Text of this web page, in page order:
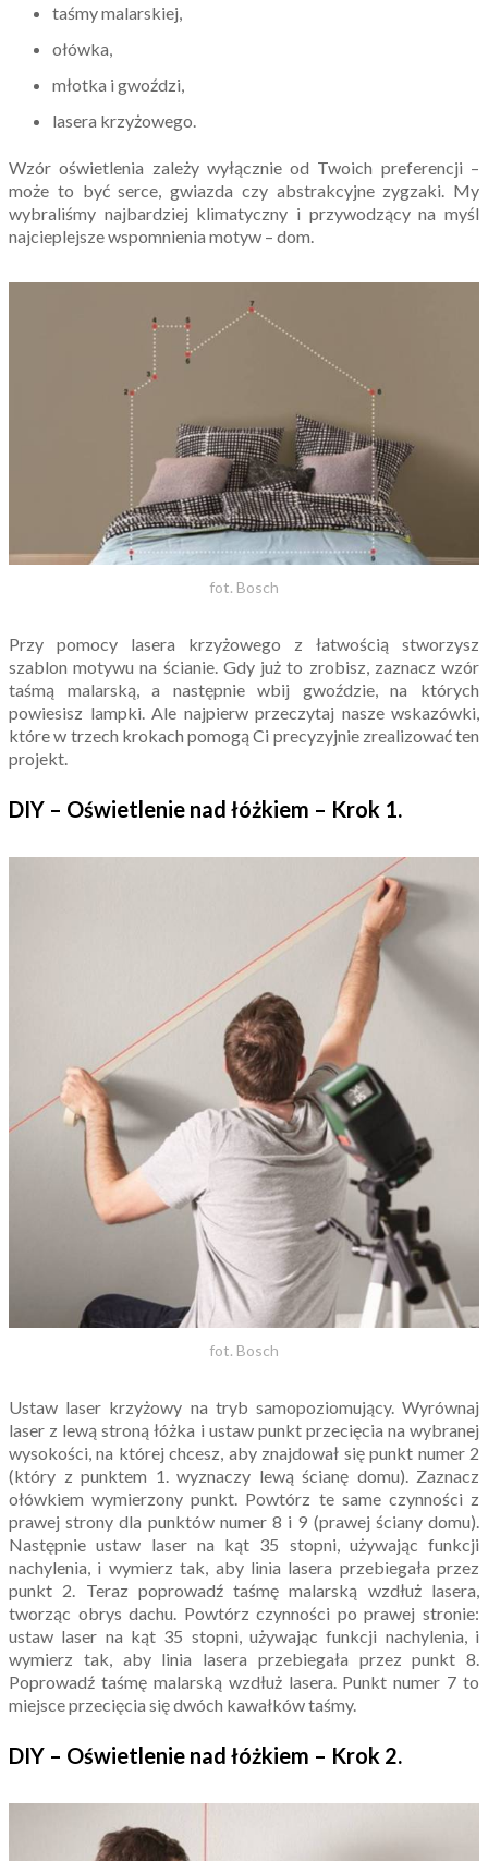
taśmy malarskiej,
ołówka,
młotka i gwoździ,
lasera krzyżowego.
Wzór oświetlenia zależy wyłącznie od Twoich preferencji –
może to być serce, gwiazda czy abstrakcyjne zygzaki. My
wybraliśmy najbardziej klimatyczny i przywodzący na myśl
najcieplejsze wspomnienia motyw – dom.
fot. Bosch
Przy pomocy lasera krzyżowego z łatwością stworzysz
szablon motywu na ścianie. Gdy już to zrobisz, zaznacz wzór
taśmą malarską, a następnie wbij gwoździe, na których
powiesisz lampki. Ale najpierw przeczytaj nasze wskazówki,
które w trzech krokach pomogą Ci precyzyjnie zrealizować ten
projekt.
DIY – Oświetlenie nad łóżkiem – Krok 1.
fot. Bosch
Ustaw laser krzyżowy na tryb samopoziomujący. Wyrównaj
laser z lewą stroną łóżka i ustaw punkt przecięcia na wybranej
wysokości, na której chcesz, aby znajdował się punkt numer 2
(który z punktem 1. wyznaczy lewą ścianę domu). Zaznacz
ołówkiem wymierzony punkt. Powtórz te same czynności z
prawej strony dla punktów numer 8 i 9 (prawej ściany domu).
Następnie ustaw laser na kąt 35 stopni, używając funkcji
nachylenia, i wymierz tak, aby linia lasera przebiegała przez
punkt 2. Teraz poprowadź taśmę malarską wzdłuż lasera,
tworząc obrys dachu. Powtórz czynności po prawej stronie:
ustaw laser na kąt 35 stopni, używając funkcji nachylenia, i
wymierz tak, aby linia lasera przebiegała przez punkt 8.
Poprowadź taśmę malarską wzdłuż lasera. Punkt numer 7 to
miejsce przecięcia się dwóch kawałków taśmy.
DIY – Oświetlenie nad łóżkiem – Krok 2.